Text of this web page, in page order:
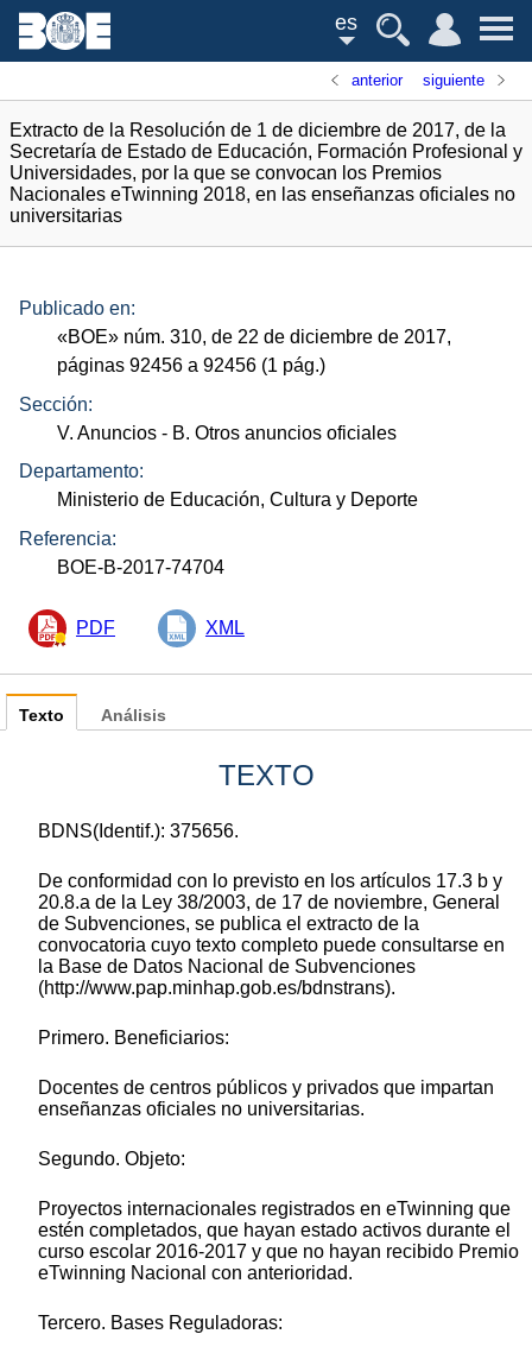
es
anterior siguiente
Extracto de la Resolución de 1 de diciembre de 2017, de la
Secretaría de Estado de Educación, Formación Profesional y
Universidades, por la que se convocan los Premios
Nacionales eTwinning 2018, en las enseñanzas oficiales no
universitarias
Publicado en:
«BOE» núm. 310, de 22 de diciembre de 2017,
páginas 92456 a 92456 (1 pág.)
Sección:
V. Anuncios - B. Otros anuncios oficiales
Departamento:
Ministerio de Educación, Cultura y Deporte
Referencia:
BOE-B-2017-74704
PDF XML
Texto
TEXTO
BDNS(Identif.): 375656.
De conformidad con lo previsto en los artículos 17.3 b y
20.8.a de la Ley 38/2003, de 17 de noviembre, General
de Subvenciones, se publica el extracto de la
convocatoria cuyo texto completo puede consultarse en
la Base de Datos Nacional de Subvenciones
(http://www.pap.minhap.gob.es/bdnstrans).
Primero. Beneficiarios:
Docentes de centros públicos y privados que impartan
enseñanzas oficiales no universitarias.
Segundo. Objeto:
Proyectos internacionales registrados en eTwinning que
estén completados, que hayan estado activos durante el
curso escolar 2016-2017 y que no hayan recibido Premio
eTwinning Nacional con anterioridad.
Tercero. Bases Reguladoras:
Análisis